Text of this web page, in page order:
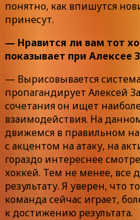
понятно, как впишутся
принесут.
— Нравится ли вам тот
показывает при Алексее
— Вырисовывается
пропагандирует Алексей
сочетания он ищет
взаимодействия. На
движемся в правильном
с акцентом на атаку, на
гораздо интереснее
хоккей. Тем не менее, все
результату. Я уверен, что
команда сейчас играет,
к достижению результата.